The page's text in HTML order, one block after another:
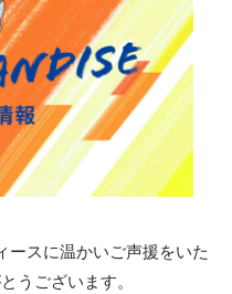
ースに温かいご声援をいた
うございます。